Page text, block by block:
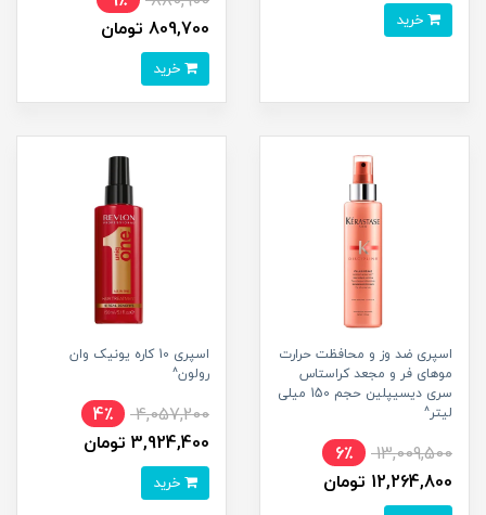
809,700 تومان
اسپری ضد وز و محافظت حرارت
موهای فر و مجعد کراستاس
سری دیسیپلین حجم 150 میلی
لیتر^
13,009,500
6٪
12,264,800 تومان
اسپری 10 کاره یونیک وان
رولون^
4,057,200
4٪
3,924,400 تومان